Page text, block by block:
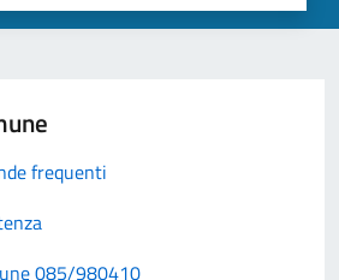
frequenti
085/980410